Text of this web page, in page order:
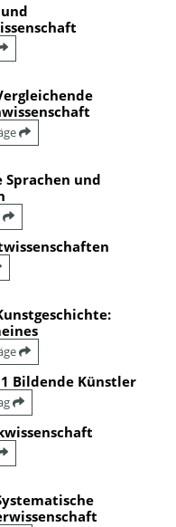
Sprachen und
Bildende Künstler